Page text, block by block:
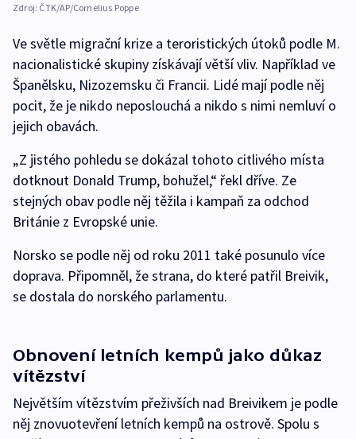
Zdroj: ČTK/AP/Cornelius Poppe
Ve světle migrační krize a teroristických útoků podle M.
nacionalistické skupiny získávají větší vliv. Například ve
Španělsku, Nizozemsku či Francii. Lidé mají podle něj
pocit, že je nikdo neposlouchá a nikdo s nimi nemluví o
jejich obavách.
„Z jistého pohledu se dokázal tohoto citlivého místa
dotknout Donald Trump, bohužel,“ řekl dříve. Ze
stejných obav podle něj těžila i kampaň za odchod
Británie z Evropské unie.
Norsko se podle něj od roku 2011 také posunulo více
doprava. Připomněl, že strana, do které patřil Breivik,
se dostala do norského parlamentu.
Obnovení letních kempů jako důkaz
vítězství
Největším vítězstvím přeživších nad Breivikem je podle
něj znovuotevření letních kempů na ostrově. Spolu s